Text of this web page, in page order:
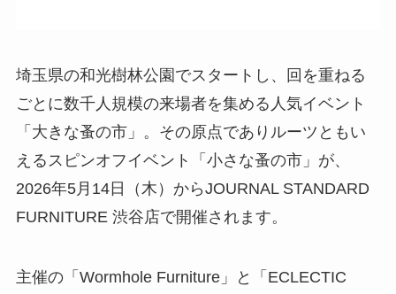
埼玉県の和光樹林公園でスタートし、回を重ねる
ごとに数千人規模の来場者を集める人気イベント
「大きな蚤の市」。その原点でありルーツともい
えるスピンオフイベント「小さな蚤の市」が、
2026年5月14日（木）からJOURNAL STANDARD
FURNITURE 渋谷店で開催されます。
主催の「Wormhole Furniture」と「ECLECTIC